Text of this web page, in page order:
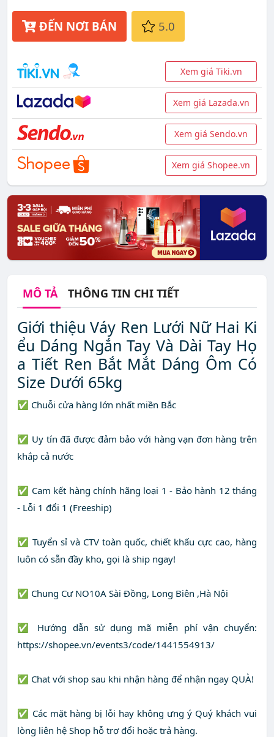
ĐẾN NƠI BÁN 5.0
Xem giá Tiki.vn
Xem giá Lazada.vn
Xem giá Sendo.vn
Xem giá Shopee.vn
MÔ TẢ THÔNG TIN CHI TIẾT
Giới thiệu Váy Ren Lưới Nữ Hai Ki
ểu Dáng Ngắn Tay Và Dài Tay Họ
a Tiết Ren Bắt Mắt Dáng Ôm Có
Size Dưới 65kg
✅ Chuỗi cửa hàng lớn nhất miền Bắc
✅ Uy tín đã được đảm bảo với hàng vạn đơn hàng trên
khắp cả nước
✅ Cam kết hàng chính hãng loại 1 - Bảo hành 12 tháng
- Lỗi 1 đổi 1 (Freeship)
✅ Tuyển sỉ và CTV toàn quốc, chiết khấu cực cao, hàng
luôn có sẵn đầy kho, gọi là ship ngay!
✅ Chung Cư NO10A Sài Đồng, Long Biên ,Hà Nội
✅ Hướng dẫn sử dụng mã miễn phí vận chuyển:
https://shopee.vn/events3/code/1441554913/
✅ Chat với shop sau khi nhận hàng để nhận ngay QUÀ!
✅ Các mặt hàng bị lỗi hay không ưng ý Quý khách vui
lòng liên hệ Shop hỗ trợ đổi hoặc trả hàng.